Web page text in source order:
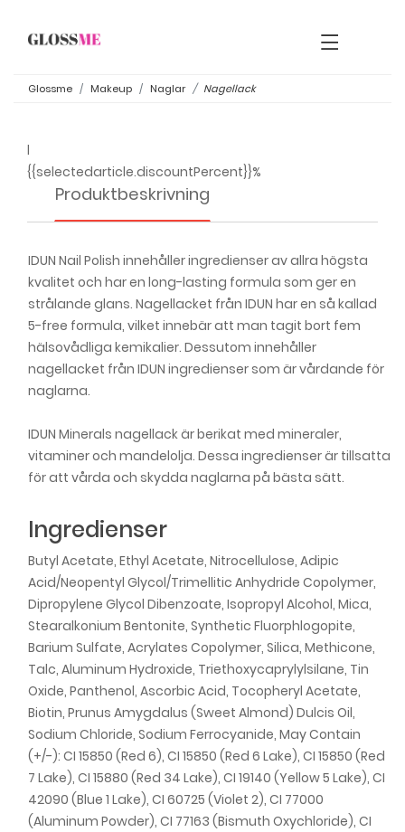
Glossme Makeup Naglar Nagellack
l
{{selectedarticle.discountPercent}}%
Produktbeskrivning
IDUN Nail Polish innehåller ingredienser av allra högsta
kvalitet och har en long-lasting formula som ger en
strålande glans. Nagellacket från IDUN har en så kallad
5-free formula, vilket innebär att man tagit bort fem
hälsovådliga kemikalier. Dessutom innehåller
nagellacket från IDUN ingredienser som är vårdande för
naglarna.
IDUN Minerals nagellack är berikat med mineraler,
vitaminer och mandelolja. Dessa ingredienser är tillsatta
för att vårda och skydda naglarna på bästa sätt.
Ingredienser
Butyl Acetate, Ethyl Acetate, Nitrocellulose, Adipic
Acid/Neopentyl Glycol/Trimellitic Anhydride Copolymer,
Dipropylene Glycol Dibenzoate, Isopropyl Alcohol, Mica,
Stearalkonium Bentonite, Synthetic Fluorphlogopite,
Barium Sulfate, Acrylates Copolymer, Silica, Methicone,
Talc, Aluminum Hydroxide, Triethoxycaprylylsilane, Tin
Oxide, Panthenol, Ascorbic Acid, Tocopheryl Acetate,
Biotin, Prunus Amygdalus (Sweet Almond) Dulcis Oil,
Sodium Chloride, Sodium Ferrocyanide, May Contain
(+/-): CI 15850 (Red 6), CI 15850 (Red 6 Lake), CI 15850 (Red
7 Lake), CI 15880 (Red 34 Lake), CI 19140 (Yellow 5 Lake), CI
42090 (Blue 1 Lake), CI 60725 (Violet 2), CI 77000
(Aluminum Powder), CI 77163 (Bismuth Oxychloride), CI